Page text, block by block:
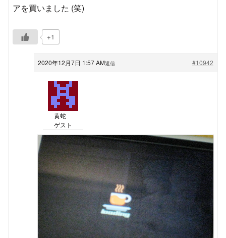
アを買いました (笑)
+1
2020年12月7日 1:57 AM #10942
返信
黄蛇
ゲスト